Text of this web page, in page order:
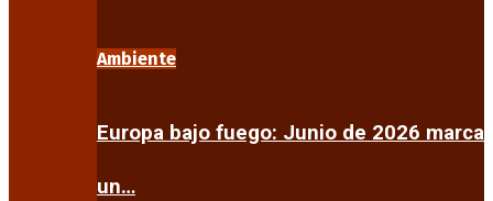
Ambiente
Europa bajo fuego: Junio de 2026 marca
un…